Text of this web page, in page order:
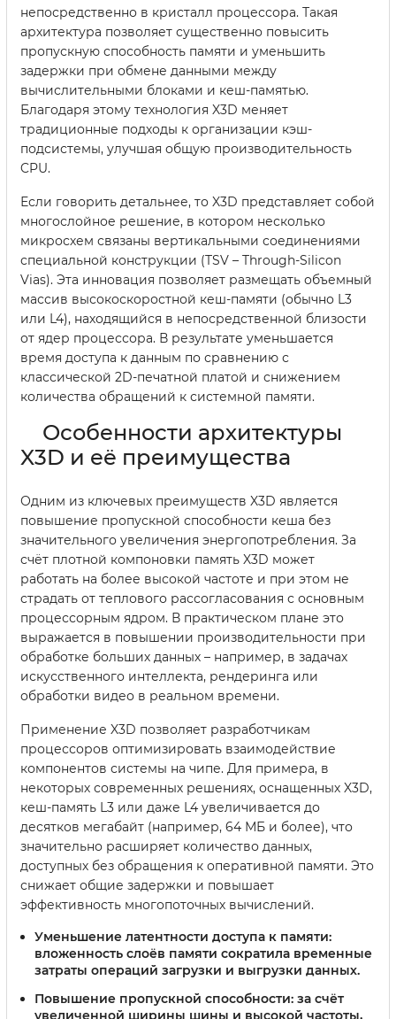
непосредственно в кристалл процессора. Такая
архитектура позволяет существенно повысить
пропускную способность памяти и уменьшить
задержки при обмене данными между
вычислительными блоками и кеш-памятью.
Благодаря этому технология X3D меняет
традиционные подходы к организации кэш-
подсистемы, улучшая общую производительность
CPU.
Если говорить детальнее, то X3D представляет собой
многослойное решение, в котором несколько
микросхем связаны вертикальными соединениями
специальной конструкции (TSV – Through-Silicon
Vias). Эта инновация позволяет размещать объемный
массив высокоскоростной кеш-памяти (обычно L3
или L4), находящийся в непосредственной близости
от ядер процессора. В результате уменьшается
время доступа к данным по сравнению с
классической 2D-печатной платой и снижением
количества обращений к системной памяти.
Особенности архитектуры
X3D и её преимущества
Одним из ключевых преимуществ X3D является
повышение пропускной способности кеша без
значительного увеличения энергопотребления. За
счёт плотной компоновки память X3D может
работать на более высокой частоте и при этом не
страдать от теплового рассогласования с основным
процессорным ядром. В практическом плане это
выражается в повышении производительности при
обработке больших данных – например, в задачах
искусственного интеллекта, рендеринга или
обработки видео в реальном времени.
Применение X3D позволяет разработчикам
процессоров оптимизировать взаимодействие
компонентов системы на чипе. Для примера, в
некоторых современных решениях, оснащенных X3D,
кеш-память L3 или даже L4 увеличивается до
десятков мегабайт (например, 64 МБ и более), что
значительно расширяет количество данных,
доступных без обращения к оперативной памяти. Это
снижает общие задержки и повышает
эффективность многопоточных вычислений.
Уменьшение латентности доступа к памяти:
вложенность слоёв памяти сократила временные
затраты операций загрузки и выгрузки данных.
Повышение пропускной способности: за счёт
увеличенной ширины шины и высокой частоты,